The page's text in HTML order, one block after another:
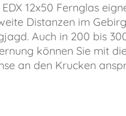
EDX 12x50 Fernglas
Distanzen im
Auch in 200 bis
können Sie mit
an den Krucken